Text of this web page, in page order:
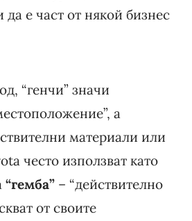
да е част от някой бизнес
“генчи” значи
а
материали или
често използват като
“гемба” – “действително
от своите